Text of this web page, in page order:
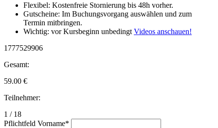
Flexibel: Kostenfreie Stornierung bis 48h vorher.
Gutscheine: Im Buchungsvorgang auswählen und zum
Termin mitbringen.
Wichtig: vor Kursbeginn unbedingt Videos anschauen!
1777529906
Gesamt:
59.00 €
Teilnehmer:
1 / 18
Pflichtfeld Vorname*